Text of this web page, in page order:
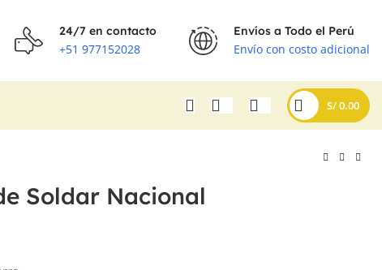
24/7 en contacto
+51 977152028
Envíos a Todo el Perú
Envío con costo adicional
S/0.00
Soldar Nacional